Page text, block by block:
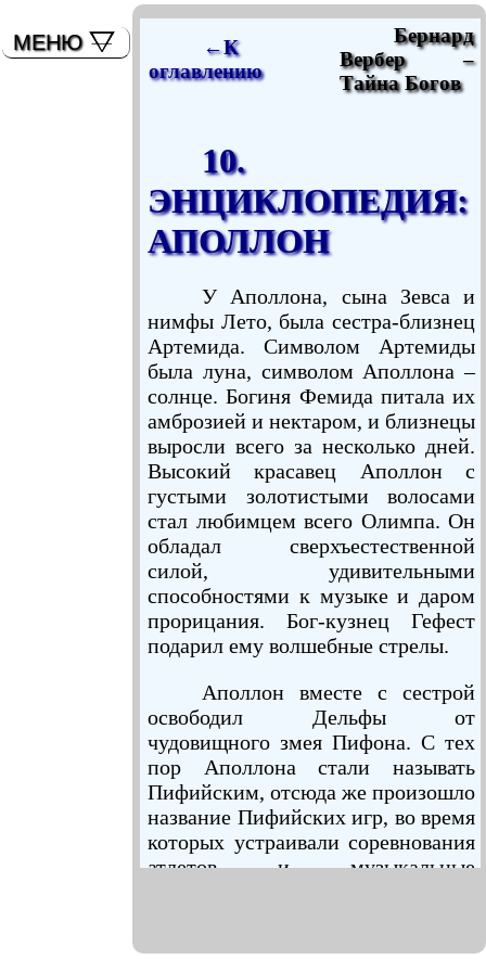
←К
оглавлению
Бернард
Вербер –
Тайна Богов
10.
ЭНЦИКЛОПЕДИЯ:
АПОЛЛОН
У Аполлона, сына Зевса и
нимфы Лето, была сестра-близнец
Артемида. Символом Артемиды
была луна, символом Аполлона –
солнце. Богиня Фемида питала их
амброзией и нектаром, и близнецы
выросли всего за несколько дней.
Высокий красавец Аполлон с
густыми золотистыми волосами
стал любимцем всего Олимпа. Он
обладал сверхъестественной
силой, удивительными
способностями к музыке и даром
прорицания. Бог-кузнец Гефест
подарил ему волшебные стрелы.
Аполлон вместе с сестрой
освободил Дельфы от
чудовищного змея Пифона. С тех
пор Аполлона стали называть
Пифийским, отсюда же произошло
название Пифийских игр, во время
которых устраивали соревнования
атлетов и музыкальные
МЕНЮ